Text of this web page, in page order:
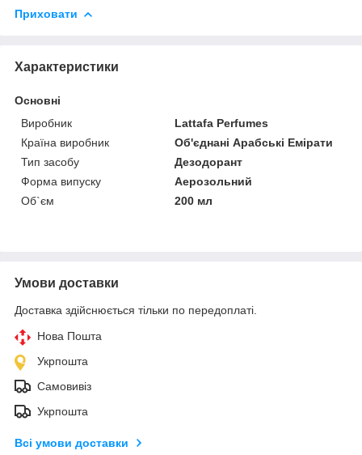
Приховати
Характеристики
Основні
Виробник
Lattafa Perfumes
Країна виробник
Об'єднані Арабські Емірати
Тип засобу
Дезодорант
Форма випуску
Аерозольний
Об`єм
200 мл
Умови доставки
Доставка здійснюється тільки по передоплаті.
Нова Пошта
Укрпошта
Самовивіз
Укрпошта
Всі умови доставки